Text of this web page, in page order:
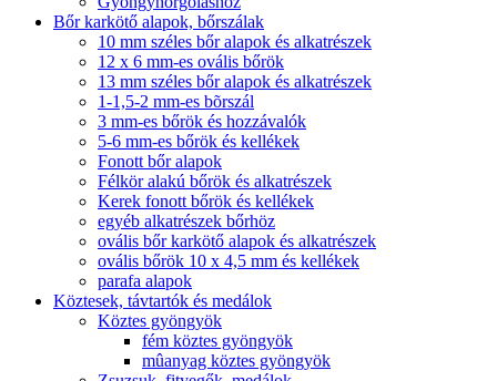
Bőr karkötő alapok, bőrszálak
10 mm széles bőr alapok és alkatrészek
12 x 6 mm-es ovális bőrök
13 mm széles bőr alapok és alkatrészek
1-1,5-2 mm-es bõrszál
3 mm-es bőrök és hozzávalók
5-6 mm-es bőrök és kellékek
Fonott bőr alapok
Félkör alakú bőrök és alkatrészek
Kerek fonott bőrök és kellékek
egyéb alkatrészek bőrhöz
ovális bőr karkötő alapok és alkatrészek
ovális bőrök 10 x 4,5 mm és kellékek
parafa alapok
Köztesek, távtartók és medálok
Köztes gyöngyök
fém köztes gyöngyök
mûanyag köztes gyöngyök